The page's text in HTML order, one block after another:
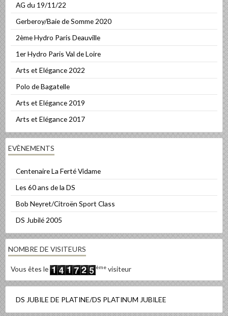
AG du 19/11/22
Gerberoy/Baie de Somme 2020
2ème Hydro Paris Deauville
1er Hydro Paris Val de Loire
Arts et Elégance 2022
Polo de Bagatelle
Arts et Elégance 2019
Arts et Elégance 2017
EVÈNEMENTS
Centenaire La Ferté Vidame
Les 60 ans de la DS
Bob Neyret/Citroën Sport Class
DS Jubilé 2005
NOMBRE DE VISITEURS
Vous êtes le ème visiteur
DS JUBILE DE PLATINE/DS PLATINUM JUBILEE